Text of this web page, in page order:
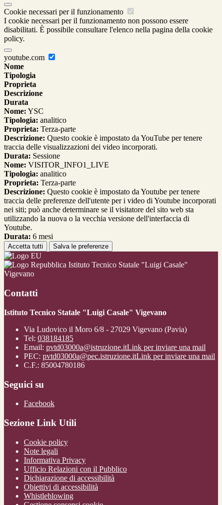
Cookie necessari per il funzionamento
I cookie necessari per il funzionamento non possono essere
disabilitati. È possibile consultare l'elenco nella pagina della cookie
policy.
youtube.com
Nome
Tipologia
Proprieta
Descrizione
Durata
Nome: YSC
Tipologia: analitico
Proprieta: Terza-parte
Descrizione: Questo cookie è impostato da YouTube per tenere
traccia delle visualizzazioni dei video incorporati.
Durata: Sessione
Nome: VISITOR_INFO1_LIVE
Tipologia: analitico
Proprieta: Terza-parte
Descrizione: Questo cookie è impostato da Youtube per tenere
traccia delle preferenze dell'utente per i video di Youtube incorporati
nei siti; può anche determinare se il visitatore del sito web sta
utilizzando la nuova o la vecchia versione dell'interfaccia di
Youtube.
Durata: 6 mesi
Accetta tutti Salva le preferenze
Istituto Tecnico Statale "Luigi Casale"
Vigevano
Contatti
Istituto Tecnico Statale "Luigi Casale" Vigevano
Via Ludovico il Moro 6/8 - 27029 Vigevano (Pavia)
Tel: 038184185
Email: pvtd03000a@istruzione.itLink per inviare una mail
PEC: pvtd03000a@pec.istruzione.itLink per inviare una mail
C.F.: 85004780186
Seguici su
Facebook
Sezione Link Utili
Cookie policy
Note legali
Informativa Privacy
Ufficio Relazioni con il Pubblico
Dichiarazione di accessibilità
Obiettivi di accessibilità
Whistleblowing